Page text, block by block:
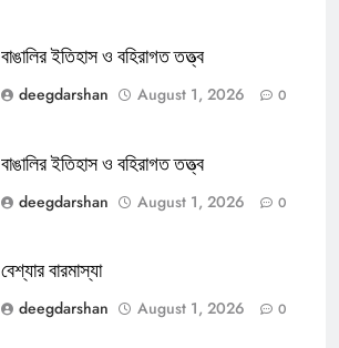
বাঙালির ইতিহাস ও বহিরাগত তত্ত্ব
deegdarshan
August 1, 2026 0
বাঙালির ইতিহাস ও বহিরাগত তত্ত্ব
deegdarshan
August 1, 2026 0
বেশ্যার বারমাস্যা
deegdarshan
August 1, 2026 0